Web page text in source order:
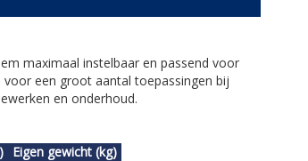
maximaal instelbaar en passend voor
een groot aantal toepassingen bij
en onderhoud.
Eigen gewicht (kg)